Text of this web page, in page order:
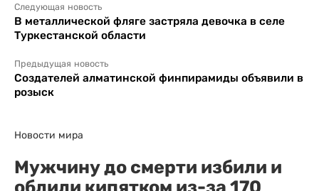
Следующая новость
В металлической фляге застряла девочка в селе
Туркестанской области
Предыдущая новость
Создателей алматинской финпирамиды объявили в
розыск
Новости мира
Мужчину до смерти избили и
облили кипятком из-за 170